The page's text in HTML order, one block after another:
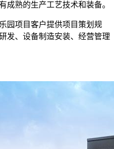
成熟的生产工艺技术和装备。
园项目客户提供项目策划规
发、设备制造安装、经营管理